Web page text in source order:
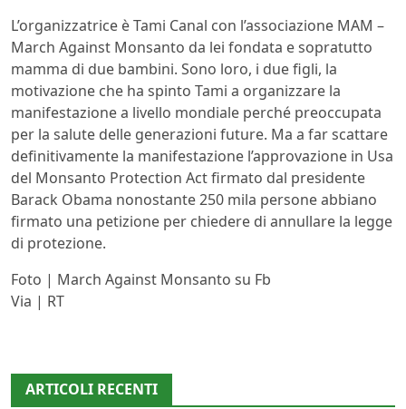
L’organizzatrice è Tami Canal con l’associazione MAM –
March Against Monsanto da lei fondata e sopratutto
mamma di due bambini. Sono loro, i due figli, la
motivazione che ha spinto Tami a organizzare la
manifestazione a livello mondiale perché preoccupata
per la salute delle generazioni future. Ma a far scattare
definitivamente la manifestazione l’approvazione in Usa
del Monsanto Protection Act firmato dal presidente
Barack Obama nonostante 250 mila persone abbiano
firmato una petizione per chiedere di annullare la legge
di protezione.
Foto | March Against Monsanto su Fb
Via | RT
ARTICOLI RECENTI